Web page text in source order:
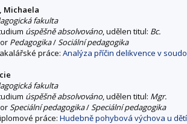
Michaela
fakulta
úspěšně absolvováno, udělen titul: Bc.
Pedagogika/Sociální pedagogika
práce: Analýza příčin delikvence v
fakulta
úspěšně absolvováno, udělen titul: Mgr.
Speciální pedagogika/Speciální pedagogika
práce: Hudebně pohybová výchova u